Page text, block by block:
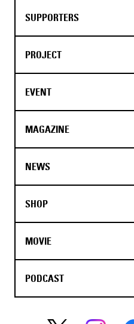
SUPPORTERS
PROJECT
EVENT
MAGAZINE
NEWS
SHOP
MOVIE
PODCAST